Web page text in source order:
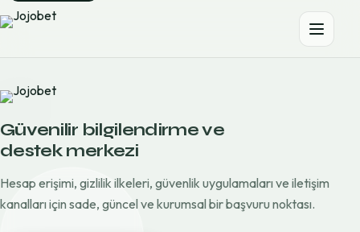
Güvenilir bilgilendirme ve
destek merkezi
Hesap erişimi, gizlilik ilkeleri, güvenlik uygulamaları ve iletişim
kanalları için sade, güncel ve kurumsal bir başvuru noktası.